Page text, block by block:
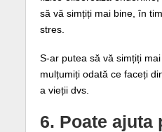
să vă simțiți mai bine, în
stres.
S-ar putea să vă simțiți
mulțumiți odată ce faceți
a vieții dvs.
6. Poate ajuta